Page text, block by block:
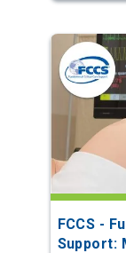
FCCS -
Support: